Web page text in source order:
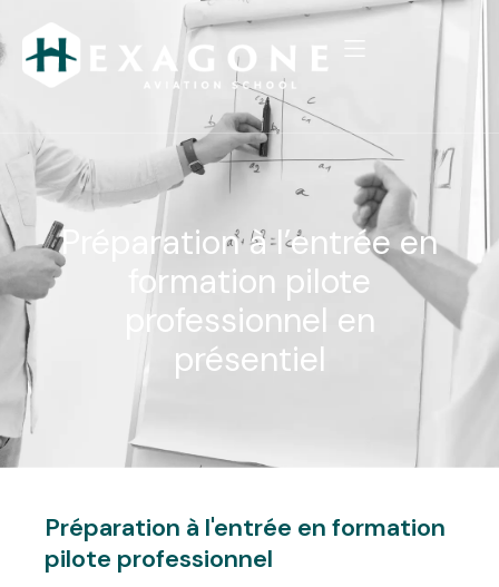
Préparation à l’entrée en
formation pilote
professionnel en
présentiel
Préparation à l'entrée en formation
pilote professionnel